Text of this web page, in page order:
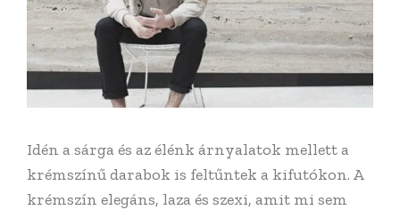
Idén a sárga és az élénk árnyalatok mellett a
krémszínű darabok is feltűntek a kifutókon. A
krémszín elegáns, laza és szexi, amit mi sem